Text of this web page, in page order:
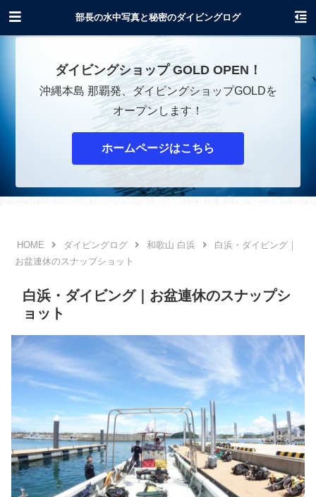
沖縄でダイビングショップOPENします！
ダイビングショップ GOLD OPEN！
沖縄本島 那覇発、ダイビングショップGOLDを
オープンします！
ホームページはこちら
ダイビングログ 和歌山 白浜
白浜・ダイビング｜
お盆連休のスナップショット
白浜・ダイビング｜お盆連休のスナップシ
ョット
部長の水中写真と秘密のダイビングログ